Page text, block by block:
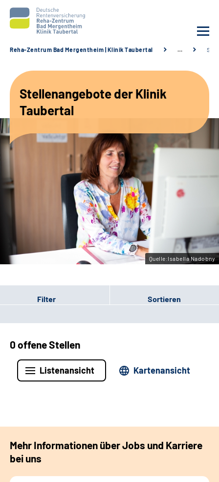
Unsere Angebote
Karriere
Sozialdienste & Zuweisende
Leichte Sprache
Gebärdensprache
Reha-Zentrum Bad Mergentheim | Klinik Taubertal …
Stellenangebote der Klinik
Taubertal
Quelle:Isabella Nadobny
Filter Sortieren
0 offene Stellen
Listenansicht Kartenansicht
Mehr Informationen über Jobs und Karriere
bei uns